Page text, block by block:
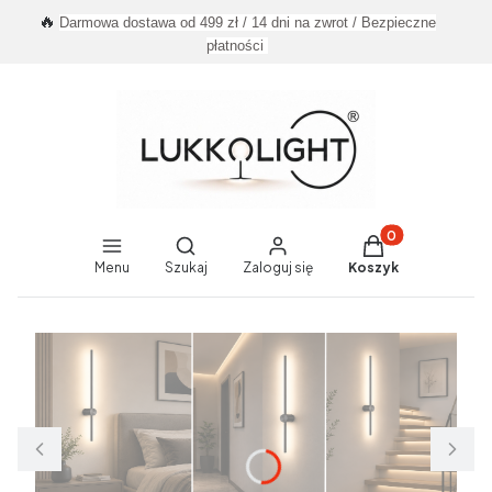
🔥 Darmowa dostawa od 499 zł / 14 dni na zwrot / Bezpieczne
płatności
Menu
Otwórz wyszukiwarkę
Szukaj Zaloguj się
Produkty w
Koszyk